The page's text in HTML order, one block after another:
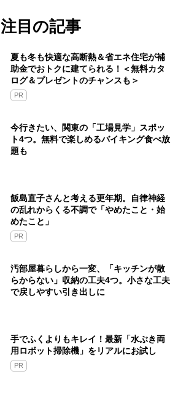
注目の記事
夏も冬も快適な高断熱＆省エネ住宅が補
助金でおトクに建てられる！＜無料カタ
ログ＆プレゼントのチャンスも＞
PR
今行きたい、関東の「工場見学」スポッ
ト4つ。無料で楽しめるバイキング食べ放
題も
飯島直子さんと考える更年期。自律神経
の乱れからくる不調で「やめたこと・始
めたこと」
PR
汚部屋暮らしから一変、「キッチンが散
らからない」収納の工夫4つ。小さな工夫
で戻しやすい引き出しに
手でふくよりもキレイ！最新「水ぶき両
用ロボット掃除機」をリアルにお試し
PR